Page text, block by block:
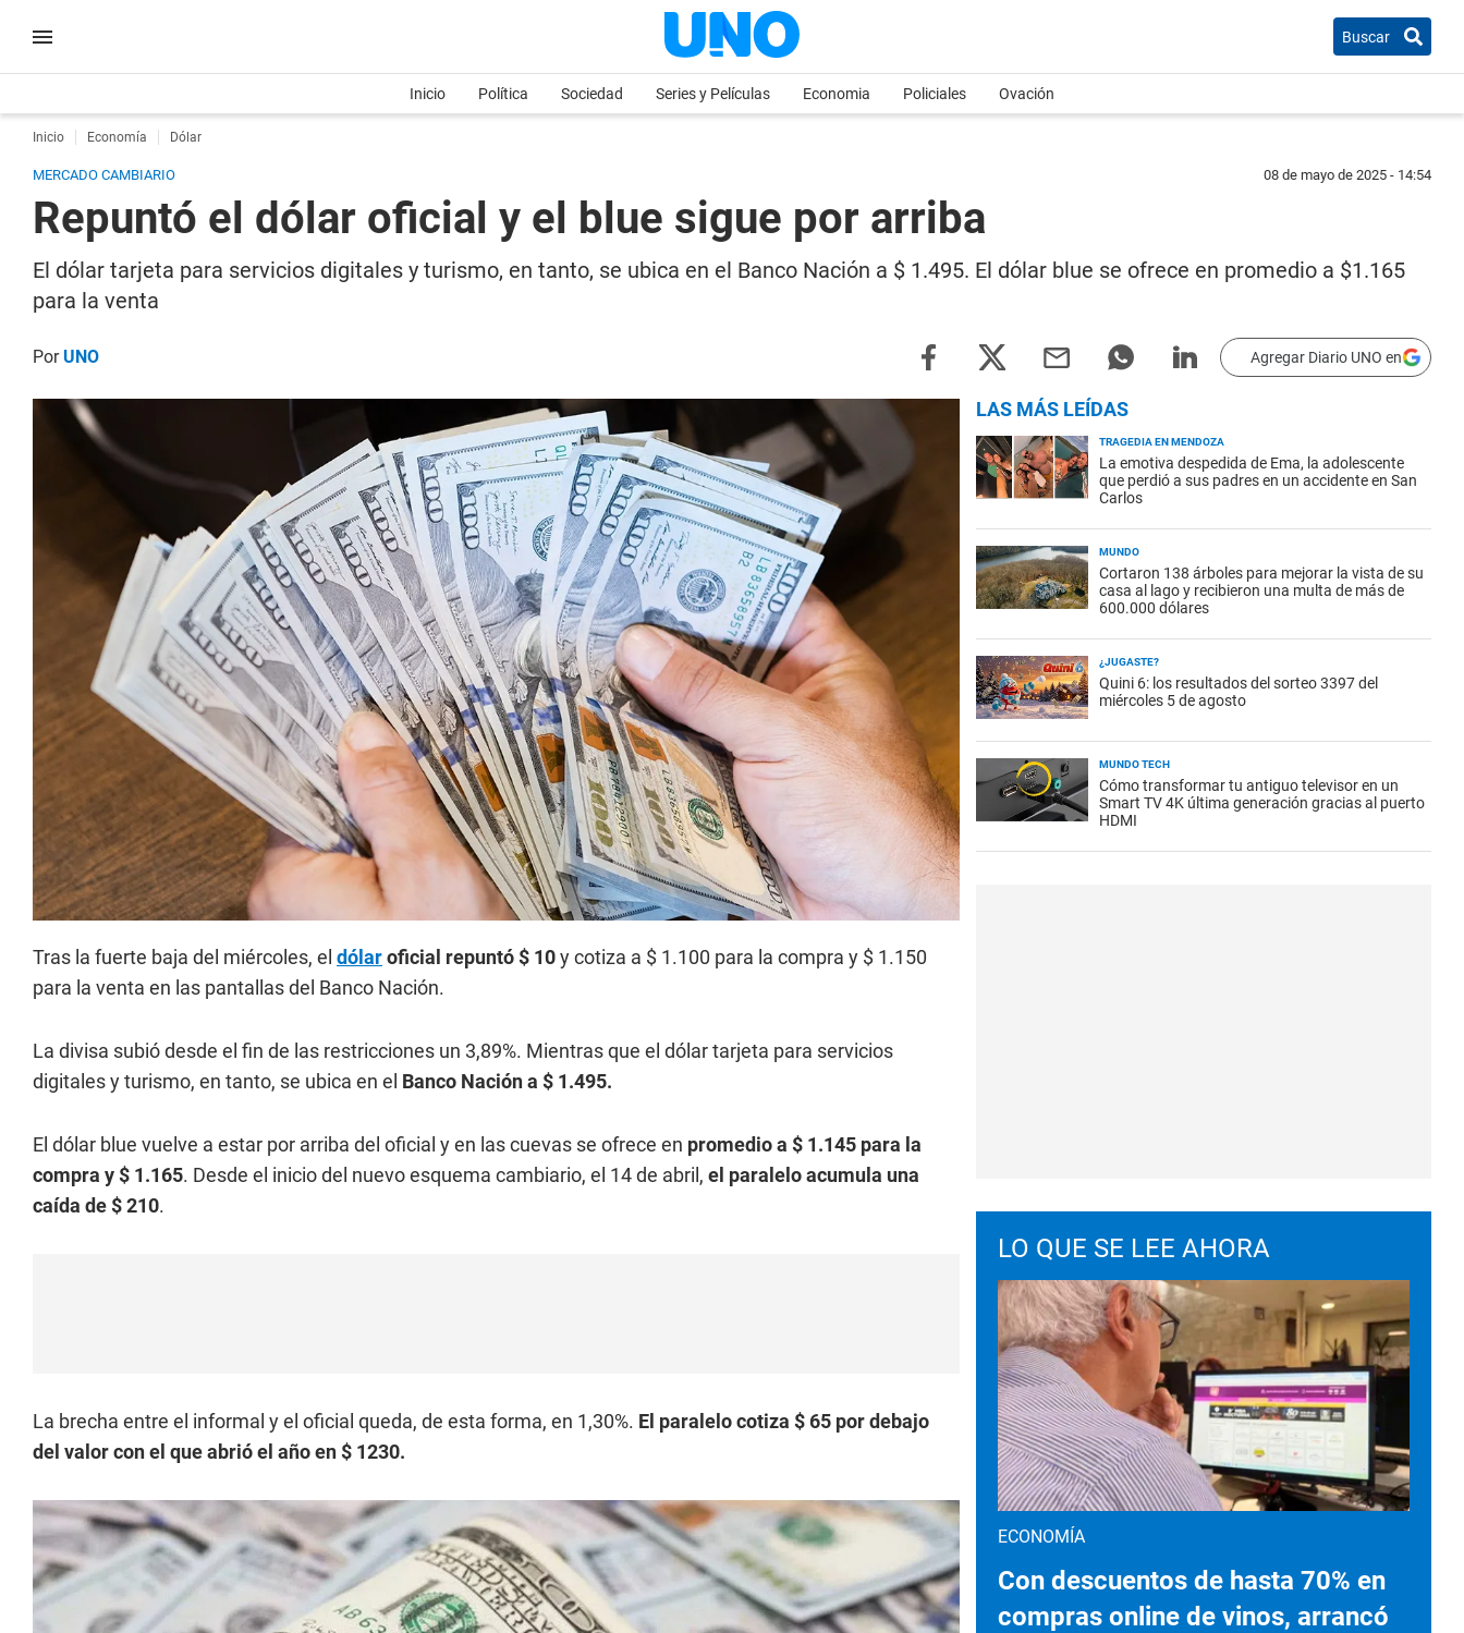
Buscar
Inicio Política Sociedad Series y Películas Economia Policiales Ovación
Inicio Economía Dólar
MERCADO CAMBIARIO 08 de mayo de 2025 - 14:54
Repuntó el dólar oficial y el blue sigue por arriba
El dólar tarjeta para servicios digitales y turismo, en tanto, se ubica en el Banco Nación a $ 1.495. El dólar blue se ofrece en promedio a $1.165
para la venta
PorUNO Agregar Diario UNO en
Tras la fuerte baja del miércoles, el dólaroficial repuntó $ 10y cotiza a $ 1.100 para la compra y $ 1.150
para la venta en las pantallas del Banco Nación.
La divisa subió desde el fin de las restricciones un 3,89%. Mientras que el dólar tarjeta para servicios
digitales y turismo, en tanto, se ubica en el Banco Nación a $ 1.495.
El dólar blue vuelve a estar por arriba del oficial y en las cuevas se ofrece en promedio a $ 1.145 para la
compra y $ 1.165. Desde el inicio del nuevo esquema cambiario, el 14 de abril, el paralelo acumula una
caída de $ 210.
La brecha entre el informal y el oficial queda, de esta forma, en 1,30%. El paralelo cotiza $ 65 por debajo
del valor con el que abrió el año en $ 1230.
LAS MÁS LEÍDAS
TRAGEDIA EN MENDOZA
La emotiva despedida de Ema, la adolescente
que perdió a sus padres en un accidente en San
Carlos
MUNDO
Cortaron 138 árboles para mejorar la vista de su
casa al lago y recibieron una multa de más de
600.000 dólares
¿JUGASTE?
Quini 6: los resultados del sorteo 3397 del
miércoles 5 de agosto
MUNDO TECH
Cómo transformar tu antiguo televisor en un
Smart TV 4K última generación gracias al puerto
HDMI
LO QUE SE LEE AHORA
ECONOMÍA
Con descuentos de hasta 70% en
compras online de vinos, arrancó